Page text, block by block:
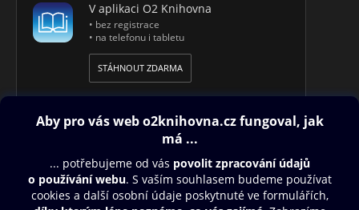
V aplikaci O2 Knihovna
• bez registrace
• na telefonu i tabletu
STÁHNOUT ZDARMA
Obsah ke stažení
Moje O2 Knihovna